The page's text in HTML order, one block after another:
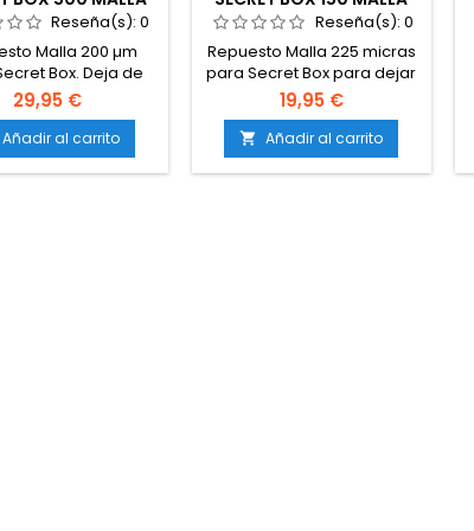
200 ΜM
Reseña(s):0
Malla 200 µm
Box. Deja de
tu maquina de
de hachís como
comprada.
29,95 €
Añadir al carrito
RECAMBIO 225 ΜM
Reseña(s): 0
Repuesto Malla 225 micras
para Secret Box para dejar
de nuevo tu maquina de
extracción de hachís como
recien comprada. Este
recambio se usa
exclusivamente con el
19,95 €
 Añadir al carrito